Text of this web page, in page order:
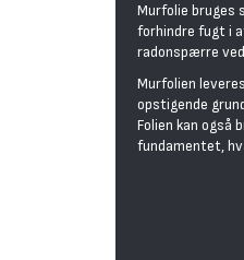
Murfolie bruges
forhindre fugt i
radonspærre
Murfolien
opstigende
Folien kan også
fundamentet,